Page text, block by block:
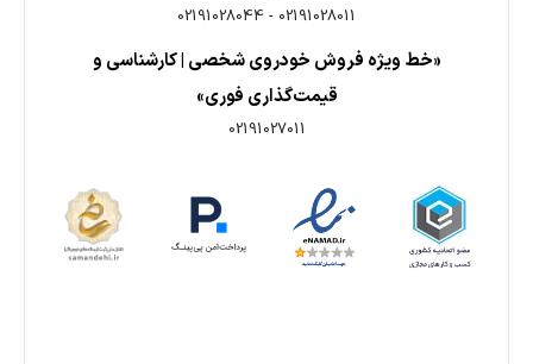
02191028011
-
02191028044
«خط ویژه فروش خودروی شخصی | کارشناسی و
قیمت‌گذاری فوری»
02191027011